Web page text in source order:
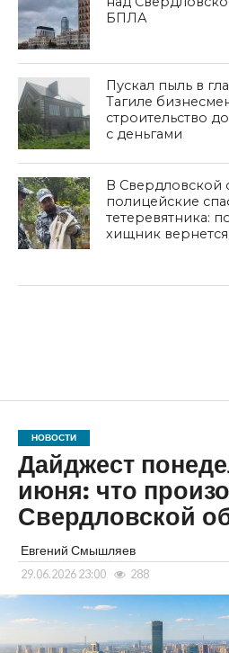
БПЛА
Пускал пыль в
Тагиле
строительство
с деньгами
В Свердловской
полицейские
тетеревятника:
хищник
НОВОСТИ
Дайджест
июня: что
Свердловской
Евгений Смышляев
29.06.2026 23:00 288